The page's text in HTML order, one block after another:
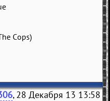
Cops)
, 28 Декабря 13 13:58